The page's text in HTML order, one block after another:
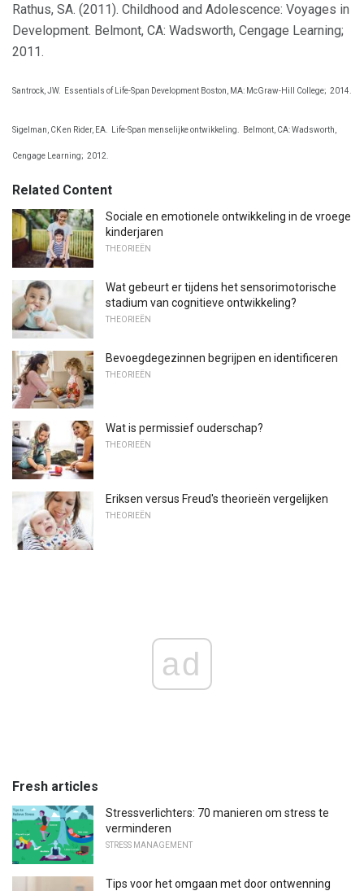
Rathus, SA. (2011). Childhood and Adolescence: Voyages in
Development. Belmont, CA: Wadsworth, Cengage Learning;
2011.
Santrock, JW. Essentials of Life-Span Development Boston, MA: McGraw-Hill College; 2014.
Sigelman, CK en Rider, EA. Life-Span menselijke ontwikkeling. Belmont, CA: Wadsworth,
Cengage Learning; 2012.
Related Content
Sociale en emotionele ontwikkeling in de vroege
kinderjaren
THEORIEËN
Wat gebeurt er tijdens het sensorimotorische
stadium van cognitieve ontwikkeling?
THEORIEËN
Bevoegdegezinnen begrijpen en identificeren
THEORIEËN
Wat is permissief ouderschap?
THEORIEËN
Eriksen versus Freud's theorieën vergelijken
THEORIEËN
ad
Fresh articles
Stressverlichters: 70 manieren om stress te
verminderen
STRESS MANAGEMENT
Tips voor het omgaan met door ontwenning